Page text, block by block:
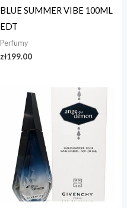
BLUE SUMMER VIBE 100ML
EDT
Perfumy
zł199.00